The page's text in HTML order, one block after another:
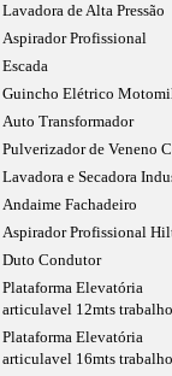
Lavadora de Alta Pressão
Aspirador Profissional
Escada
Guincho Elétrico
Auto Transformador
Pulverizador de Veneno
Lavadora e Secadora
Andaime Fachadeiro
Aspirador Profissional
Duto Condutor
Plataforma Elevatória
articulavel 12mts trabalho
Plataforma Elevatória
articulavel 16mts trabalho